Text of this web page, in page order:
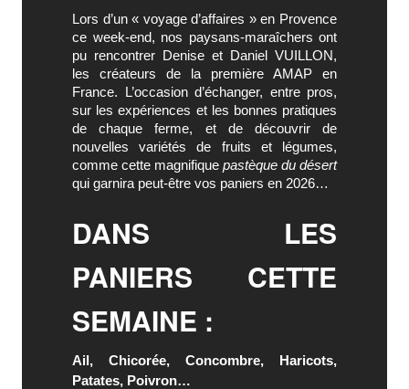
Lors d’un « voyage d’affaires » en Provence
ce week-end, nos paysans-maraîchers ont
pu rencontrer Denise et Daniel VUILLON,
les créateurs de la première AMAP en
France. L’occasion d’échanger, entre pros,
sur les expériences et les bonnes pratiques
de chaque ferme, et de découvrir de
nouvelles variétés de fruits et légumes,
comme cette magnifique pastèque du désert
qui garnira peut-être vos paniers en 2026…
DANS LES
PANIERS CETTE
SEMAINE :
Ail, Chicorée, Concombre, Haricots,
Patates, Poivron…